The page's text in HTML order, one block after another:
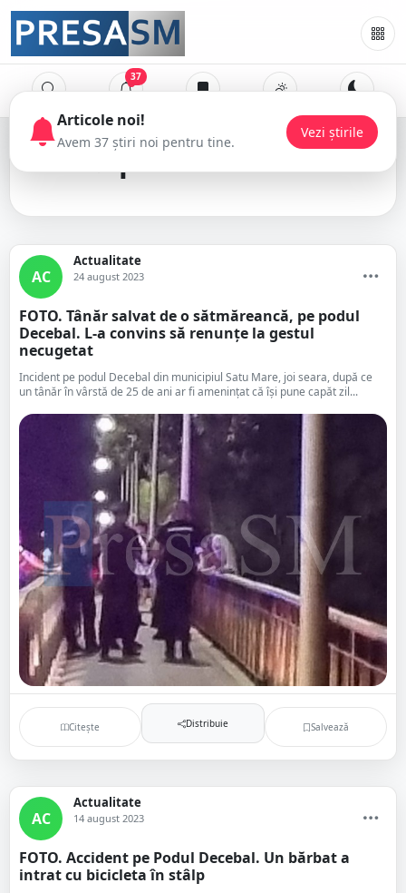
37
podul Decebal
AC
Actualitate
24 august 2023
FOTO. Tânăr salvat de o sătmăreancă, pe podul
Decebal. L-a convins să renunțe la gestul
necugetat
Incident pe podul Decebal din municipiul Satu Mare, joi seara, după ce
un tânăr în vârstă de 25 de ani ar fi amenințat că își pune capăt zil...
Citește Distribuie Salvează
AC
Actualitate
14 august 2023
FOTO. Accident pe Podul Decebal. Un bărbat a
intrat cu bicicleta în stâlp